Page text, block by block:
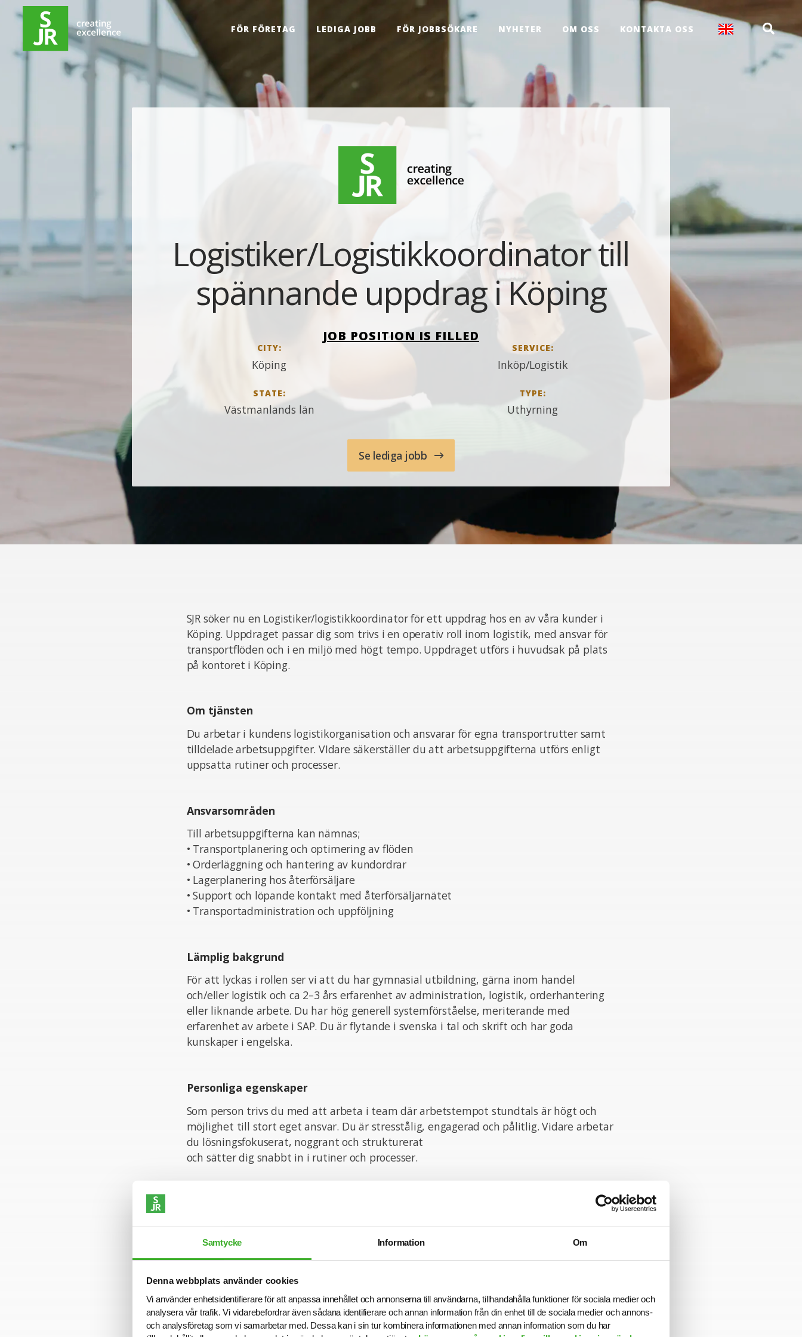
Samtycke Information Om
Denna webbplats använder cookies
Vi använder enhetsidentifierare för att anpassa innehållet och annonserna till användarna, tillhandahålla funktioner för sociala medier och
analysera vår trafik. Vi vidarebefordrar även sådana identifierare och annan information från din enhet till de sociala medier och annons-
och analysföretag som vi samarbetar med. Dessa kan i sin tur kombinera informationen med annan information som du har
Hoppa till innehåll
FÖR FÖRETAG LEDIGA JOBB FÖR JOBBSÖKARE NYHETER OM OSS KONTAKTA OSS
JOB POSITION IS FILLED
CITY:
Köping
SERVICE:
Inköp/Logistik
STATE:
Västmanlands län
TYPE:
Uthyrning
Logistiker/Logistikkoordinator till
spännande uppdrag i Köping
Se lediga jobb
SJR söker nu en Logistiker/logistikkoordinator för ett uppdrag hos en av våra kunder i
Köping. Uppdraget passar dig som trivs i en operativ roll inom logistik, med ansvar för
transportflöden och i en miljö med högt tempo. Uppdraget utförs i huvudsak på plats
på kontoret i Köping.
Om tjänsten
Du arbetar i kundens logistikorganisation och ansvarar för egna transportrutter samt
tilldelade arbetsuppgifter. VIdare säkerställer du att arbetsuppgifterna utförs enligt
uppsatta rutiner och processer.
Ansvarsområden
Till arbetsuppgifterna kan nämnas;
• Transportplanering och optimering av flöden
• Orderläggning och hantering av kundordrar
• Lagerplanering hos återförsäljare
• Support och löpande kontakt med återförsäljarnätet
• Transportadministration och uppföljning
Lämplig bakgrund
För att lyckas i rollen ser vi att du har gymnasial utbildning, gärna inom handel
och/eller logistik och ca 2–3 års erfarenhet av administration, logistik, orderhantering
eller liknande arbete. Du har hög generell systemförståelse, meriterande med
erfarenhet av arbete i SAP. Du är flytande i svenska i tal och skrift och har goda
kunskaper i engelska.
Personliga egenskaper
Som person trivs du med att arbeta i team där arbetstempot stundtals är högt och
möjlighet till stort eget ansvar. Du är stresstålig, engagerad och pålitlig. Vidare arbetar
du lösningsfokuserat, noggrant och strukturerat
och sätter dig snabbt in i rutiner och processer.
För mer information om tjänsten är du välkommen att kontakta ansvarig Konsultchef
Rebecca Persson på rebecca.persson@sjr.se. Vi intervjuar löpande och uppdraget kan
komma att tillsättas innan ansökningstiden har gått ut. Sista ansökningsdag är 2026-
Varmt välkommen med din ansökan!